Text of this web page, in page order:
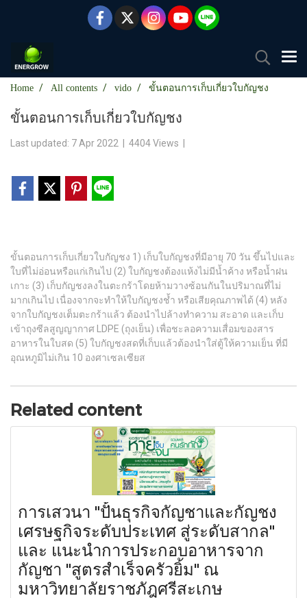
Home All contents vido ขั้นตอนการเก็บเกี่ยวใบกัญชง
ขั้นตอนการเก็บเกี่ยวใบกัญชง
Last updated: 7 Apr 2022 4404 Views
ขั้นตอนการเก็บเกี่ยวใบกัญชง 1) เก็บใบกัญชงที่มีอายุ 70 วัน ขึ้นไปและ
ใบที่ไม่อ่อนหรือแก่เกินไป (2) ใบกัญชงต้องแห้งไม่มีน้ำค้าง หรือน้ำฝน
เกาะ (3) เก็บกัญชงลงในตะกร้าโดยห้ามวางซ้อนกันในปริมาณที่ไม่
มากเกินไป เนื่องจากจะทำให้ใบกัญชงช้ำ หรือเสียคุณภาพได้ (4) หลัง
จากใบกัญชงเต็มตะกร้าแล้ว ต้องนำไปล้างทำความ สะอาด และเก็บ
เข้าถุงซีลสูญญากาศ LDPE (ถุงเย็น) เพื่อชะลอความเสื่อมของสาร
อาหารในใบสด (5) ใบกัญชงสดที่เก็บแล้วต้องนำใส่ตู้ให้ความเย็น ที่มี
อุณหภูมิไม่เกิน 10 องศาเซลเซียส
Related content
การเสวนา "ปั้นธุรกิจกัญชาและกัญชง
เศรษฐกิจระดับประเทศ สู่ระดับสากล"
และ แนะนำการประกอบอาหารจาก
กัญชา "สูตรสำเร็จครัวยิ้ม" ณ
มหาวิทยาลัยราชภัฎศรีสะเกษ